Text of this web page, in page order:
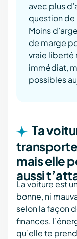
avec plus
question de
Moins
de marge
vraie liberté
immédiat,
possibles
Ta
mais elle
aussi
La voiture est
bonne, ni
selon la façon
finances,
qu’elle te